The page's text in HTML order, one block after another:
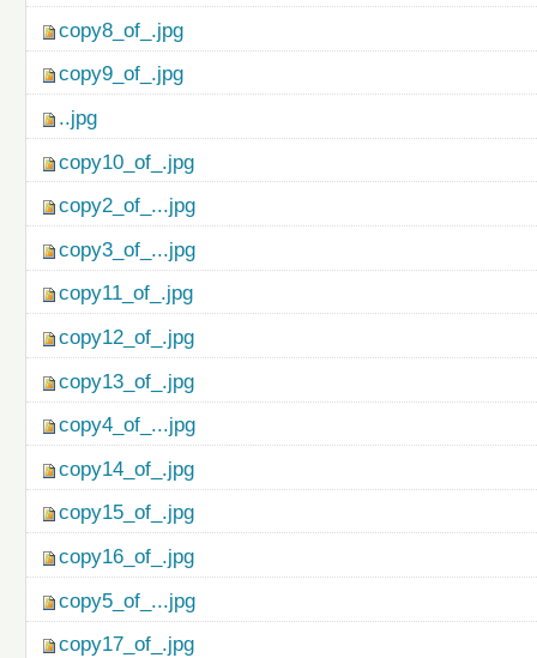
copy8_of_.jpg
copy9_of_.jpg
..jpg
copy10_of_.jpg
copy2_of_...jpg
copy3_of_...jpg
copy11_of_.jpg
copy12_of_.jpg
copy13_of_.jpg
copy4_of_...jpg
copy14_of_.jpg
copy15_of_.jpg
copy16_of_.jpg
copy5_of_...jpg
copy17_of_.jpg